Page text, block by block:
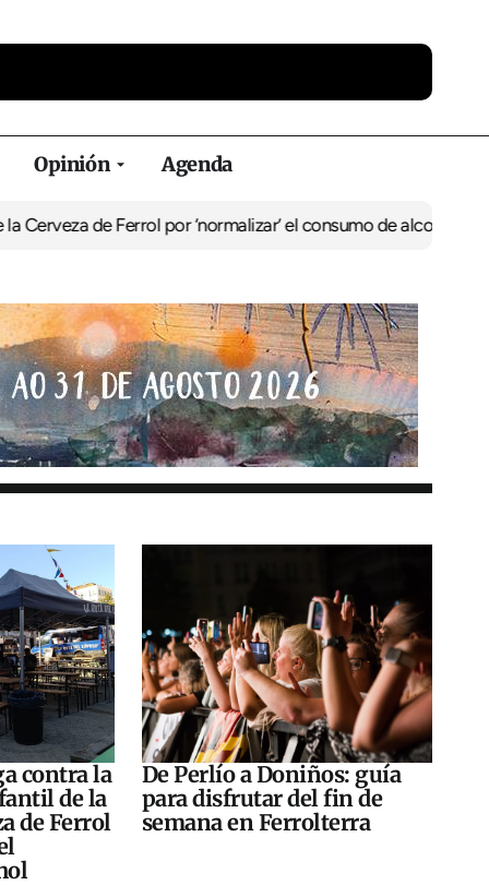
Opinión Agenda
por ‘normalizar’ el consumo de alcoholDe Perlío a
contra la
de la
de Ferrol
De Perlío a Doniños: guía
para disfrutar del fin de
semana en Ferrolterra